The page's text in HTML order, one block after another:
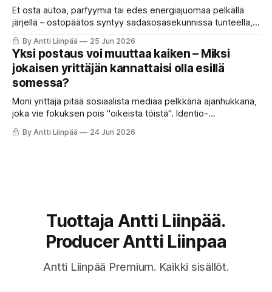
Et osta autoa, parfyymia tai edes energiajuomaa pelkällä
järjellä – ostopäätös syntyy sadasosasekunnissa tunteella,
ja loogiset perustelut keksitään vasta jälkikäteen.
By Antti Liinpää 25 Jun 2026
Yksi postaus voi muuttaa kaiken – Miksi
jokaisen yrittäjän kannattaisi olla esillä
somessa?
Moni yrittäjä pitää sosiaalista mediaa pelkkänä ajanhukkana,
joka vie fokuksen pois "oikeista töistä". Identio-
ohjelmistoyhtiön perustaja Joonas Korgan muistutti kuitenkin
LinkedInissä somen rajattomasta voimasta: yksi ainoa oikea
By Antti Liinpää 24 Jun 2026
Tuottaja Antti Liinpää.
Producer Antti Liinpaa
Antti Liinpää Premium. Kaikki sisällöt.